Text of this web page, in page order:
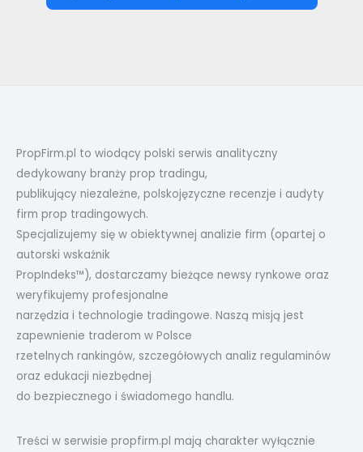
PropFirm.pl to wiodący polski serwis analityczny
dedykowany branży prop tradingu,
publikujący niezależne, polskojęzyczne recenzje i audyty
firm prop tradingowych.
Specjalizujemy się w obiektywnej analizie firm (opartej o
autorski wskaźnik
PropIndeks™), dostarczamy bieżące newsy rynkowe oraz
weryfikujemy profesjonalne
narzędzia i technologie tradingowe. Naszą misją jest
zapewnienie traderom w Polsce
rzetelnych rankingów, szczegółowych analiz regulaminów
oraz edukacji niezbędnej
do bezpiecznego i świadomego handlu.
Treści w serwisie propfirm.pl mają charakter wyłącznie